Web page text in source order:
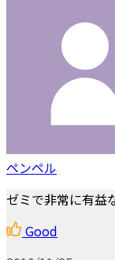
ペンペル
ゼミで非常に有益
Good